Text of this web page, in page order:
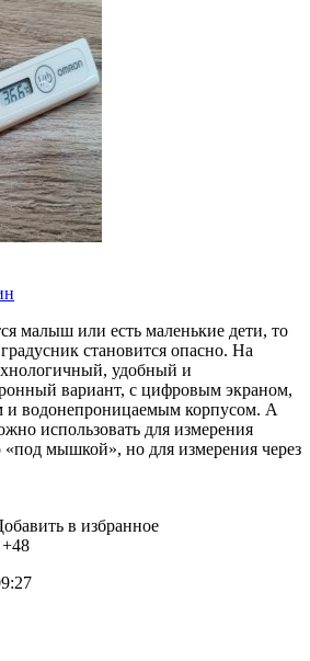
малыш или есть маленькие дети, то
становится опасно. На
удобный и
вариант, с цифровым экраном,
и водонепроницаемым корпусом. А
использовать для измерения
«под мышкой», но для измерения через
в избранное
+48